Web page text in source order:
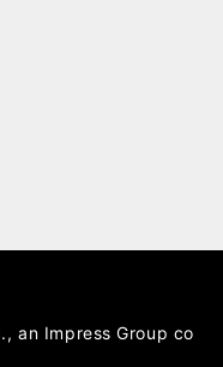
an Impress Group co